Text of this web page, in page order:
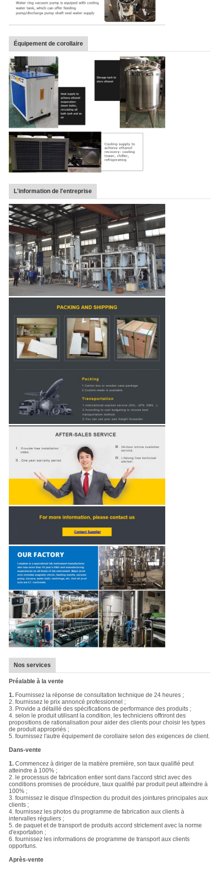
Équipement de corollaire
L'information de l'entreprise
Nos services
Préalable à la vente
1. Fournissez la réponse de consultation technique de 24 heures ;
2. fournissez le prix annoncé professionnel ;
3. Provide a détaillé des spécifications de performance des produits ;
4. selon le produit utilisant la condition, les techniciens offriront des
propositions de rationalisation pour aider des clients pour choisir les types
de produit appropriés ;
5. fournissez l'autre équipement de corollaire selon des exigences de client.
Dans-vente
1. Commencez à diriger de la matière première, son taux qualifié peut
atteindre à 100% ;
2. le processus de fabrication entier sont dans l'accord strict avec des
conditions promises de procédure, taux qualifié par produit peut atteindre à
100% ;
3. fournissez le disque d'inspection du produit des jointures principales aux
clients ;
4. fournissez les photos du programme de fabrication aux clients à
intervalles réguliers ;
5. de paquet et de transport de produits accord strictement avec la norme
d'exportation ;
6. fournissez les informations de programme de transport aux clients
opportuns.
Après-vente